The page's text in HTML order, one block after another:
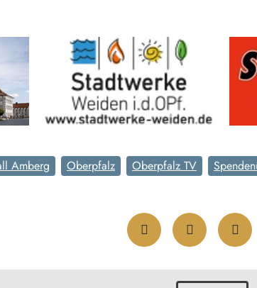
Amberg Oberpfalz Oberpfalz TV